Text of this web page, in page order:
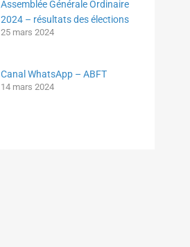
Assemblée Générale Ordinaire
2024 – résultats des élections
25 mars 2024
Canal WhatsApp – ABFT
14 mars 2024